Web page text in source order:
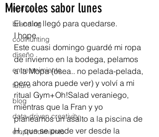
marketing
branding
coolhunting
diseño
entretenimiento
futuro
blog
data-driven creativity
emprendimiento
Miercoles sabor lunes
El calor llegó para quedarse.
I hope.
Este cuasi domingo guardé mi ropa
de invierno en la bodega, pelamos
a la Mopa (osea.. no pelada-pelada,
pero ahora puede ver) y volví a mi
ritual Gym+Oh!Salad veraniego,
mientras que la Fran y yo
planeamos un asalto a la piscina de
H, que se puede ver desde la